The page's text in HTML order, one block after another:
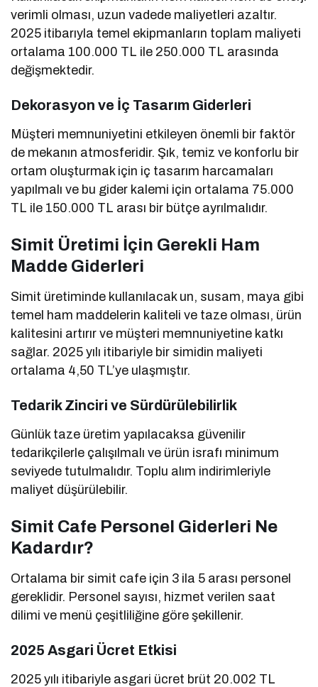
verimli olması, uzun vadede maliyetleri azaltır.
2025 itibarıyla temel ekipmanların toplam maliyeti
ortalama 100.000 TL ile 250.000 TL arasında
değişmektedir.
Dekorasyon ve İç Tasarım Giderleri
Müşteri memnuniyetini etkileyen önemli bir faktör
de mekanın atmosferidir. Şık, temiz ve konforlu bir
ortam oluşturmak için iç tasarım harcamaları
yapılmalı ve bu gider kalemi için ortalama 75.000
TL ile 150.000 TL arası bir bütçe ayrılmalıdır.
Simit Üretimi İçin Gerekli Ham
Madde Giderleri
Simit üretiminde kullanılacak un, susam, maya gibi
temel ham maddelerin kaliteli ve taze olması, ürün
kalitesini artırır ve müşteri memnuniyetine katkı
sağlar. 2025 yılı itibariyle bir simidin maliyeti
ortalama 4,50 TL’ye ulaşmıştır.
Tedarik Zinciri ve Sürdürülebilirlik
Günlük taze üretim yapılacaksa güvenilir
tedarikçilerle çalışılmalı ve ürün israfı minimum
seviyede tutulmalıdır. Toplu alım indirimleriyle
maliyet düşürülebilir.
Simit Cafe Personel Giderleri Ne
Kadardır?
Ortalama bir simit cafe için 3 ila 5 arası personel
gereklidir. Personel sayısı, hizmet verilen saat
dilimi ve menü çeşitliliğine göre şekillenir.
2025 Asgari Ücret Etkisi
2025 yılı itibariyle asgari ücret brüt 20.002 TL